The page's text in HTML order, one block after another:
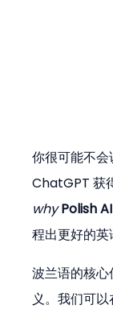
你很可能不
ChatGPT 获
whyPolish
程出更好的英
波兰语的核
义。我们可